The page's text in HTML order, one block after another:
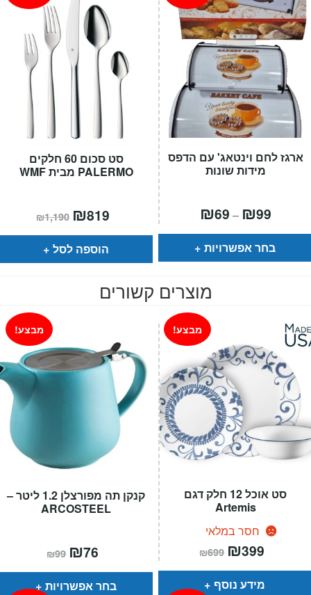
סט סכום 60 חלקים
PALERMO מבית WMF
₪1,190 המחיר
המקורי
היה:
₪819
הוא:
הוספה לסל
ארגז לחם וינטאג' עם הדפס
מידות שונות
₪69 – ₪99טווח
מחירים:
⁦₪69⁩
עד
בחר אפשרויות
מוצרים קשורים
קנקן תה מפורצלן 1.2 ליטר –
ARCOSTEEL
מבצע!
₪99 המחיר
המקורי
היה:
₪99.
₪76
הוא:
בחר אפשרויות
סט אוכל 12 חלק דגם
Artemis
חסר במלאי
מבצע!
₪699 המחיר
המקורי
היה:
₪699.
₪399
הוא:
מידע נוסף